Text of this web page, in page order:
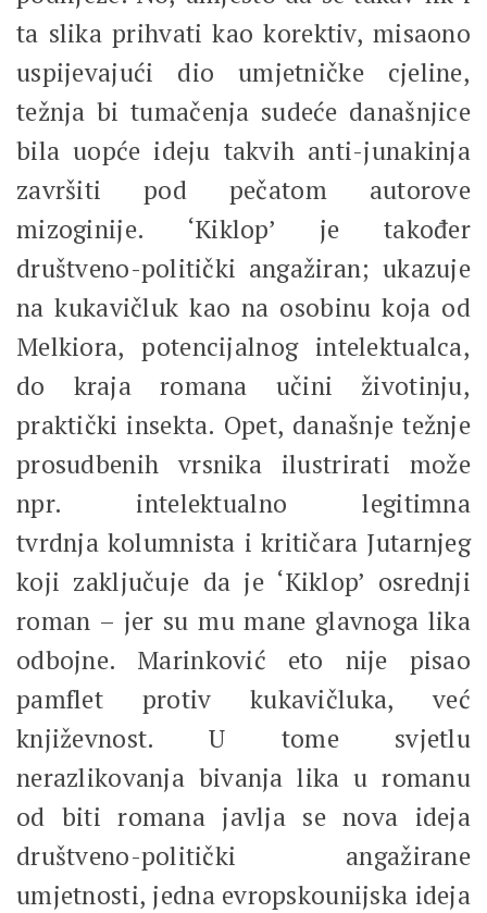
ta slika prihvati kao korektiv, misaono
uspijevajući dio umjetničke cjeline,
težnja bi tumačenja sudeće današnjice
bila uopće ideju takvih anti-junakinja
završiti pod pečatom autorove
mizoginije. ‘Kiklop’ je također
društveno-politički angažiran; ukazuje
na kukavičluk kao na osobinu koja od
Melkiora, potencijalnog intelektualca,
do kraja romana učini životinju,
praktički insekta. Opet, današnje težnje
prosudbenih vrsnika ilustrirati može
npr. intelektualno legitimna
tvrdnja kolumnista i kritičara Jutarnjeg
koji zaključuje da je ‘Kiklop’ osrednji
roman – jer su mu mane glavnoga lika
odbojne. Marinković eto nije pisao
pamflet protiv kukavičluka, već
književnost. U tome svjetlu
nerazlikovanja bivanja lika u romanu
od biti romana javlja se nova ideja
društveno-politički angažirane
umjetnosti, jedna evropskounijska ideja